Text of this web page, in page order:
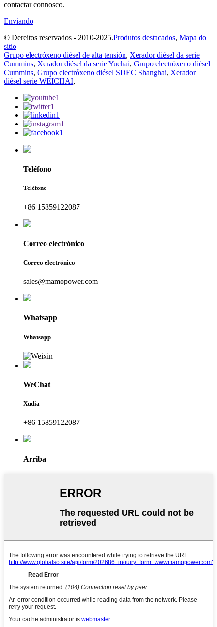
contactar connosco.
Enviando
© Dereitos reservados - 2010-2025.Produtos destacados, Mapa do
sitio
Grupo electróxeno diésel de alta tensión, Xerador diésel da serie
Cummins, Xerador diésel da serie Yuchai, Grupo electróxeno diésel
Cummins, Grupo electróxeno diésel SDEC Shanghai, Xerador
diésel serie WEICHAI,
Teléfono
Teléfono
+86 15859122087
Correo electrónico
Correo electrónico
sales@mamopower.com
Whatsapp
Whatsapp
WeChat
Xudia
+86 15859122087
Arriba